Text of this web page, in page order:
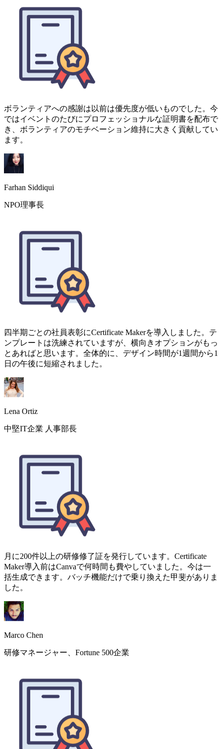
ボランティアへの感謝は以前は優先度が低いものでした。今
き、ボランティアのモチベーション維持に大きく貢献してい
Farhan Siddiqui
NPO理事長
四半期ごとの社員表彰にCertificate Makerを導入しました。テ
とあればと思います。全体的に、デザイン時間が1週間から1
日の午後に短縮されました。
Lena Ortiz
中堅IT企業 人事部長
月に200件以上の研修修了証を発行しています。Certificate
括生成できます。バッチ機能だけで乗り換えた甲斐がありま
Marco Chen
研修マネージャー、Fortune 500企業
保護者と卒業生は常に学位記の品質に感銘を受けています。
キストのレンダリング調整に数回かかりましたが、サポート
の対応は迅速でした。